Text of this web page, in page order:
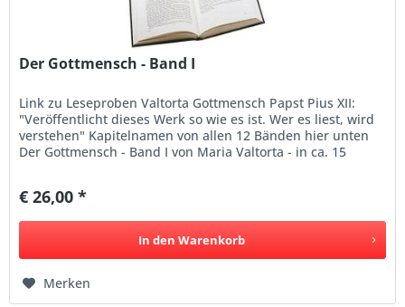
Der Gottmensch - Band I
Link zu Leseproben Valtorta Gottmensch Papst Pius XII:
"Veröffentlicht dieses Werk so wie es ist. Wer es liest, wird
verstehen" Kapitelnamen von allen 12 Bänden hier unten
Der Gottmensch - Band I von Maria Valtorta - in ca. 15
€ 26,00 *
In den Warenkorb
Merken